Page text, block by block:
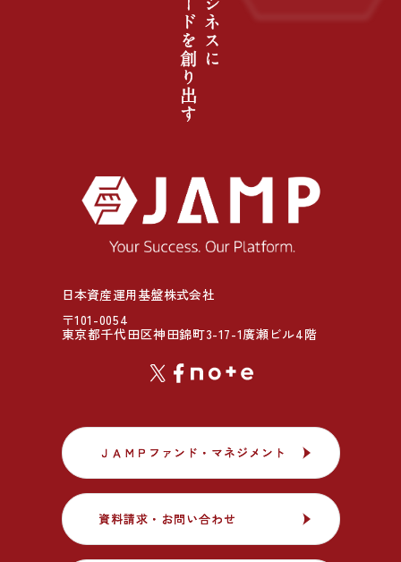
日本資産運用基盤株式会社
〒101-0054
東京都千代田区神田錦町3-17-1廣瀬ビル4階
ＪＡＭＰファンド・マネジメント
ＪＡＭＰファンド・マネジメント
資料請求・お問い合わせ
資料請求・お問い合わせ